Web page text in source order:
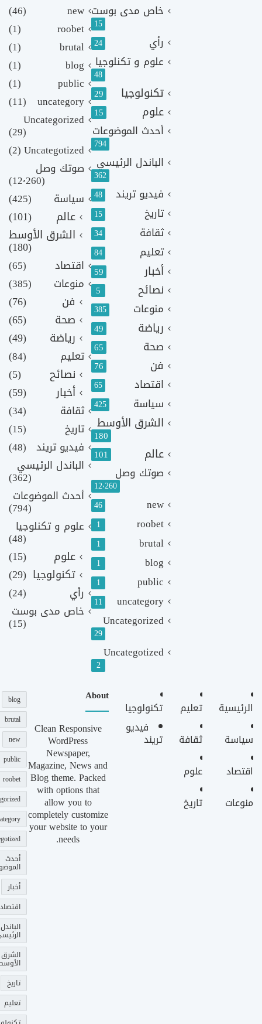
خاص مدى بوست
15
رأي 24
علوم و تكنلوجيا
48
تكنولوجيا 29
علوم 15
أحدث الموضوعات
794
الباندل الرئيسي
362
فيديو تريند 48
تاريخ 15
ثقافة 34
تعليم 84
أخبار 59
نصائح 5
منوعات 385
رياضة 49
صحة 65
فن 76
اقتصاد 65
سياسة 425
الشرق الأوسط
180
عالم 101
صوتك وصل
12٬260
new
46
roobet
1
brutal
1
blog
1
public
1
uncategory
11
Uncategorized
29
Uncategotized
2
new
(46)
roobet
(1)
brutal
(1)
blog
(1)
public
(1)
uncategory
(11)
Uncategorized
(29)
Uncategotized
(2)
صوتك وصل
(12٬260)
سياسة
(425)
عالم
(101)
الشرق الأوسط
(180)
اقتصاد
(65)
منوعات
(385)
فن
(76)
صحة
(65)
رياضة
(49)
تعليم (84)
نصائح
(5)
أخبار
(59)
ثقافة
(34)
تاريخ
(15)
فيديو تريند (48)
الباندل الرئيسي
(362)
أحدث الموضوعات
(794)
علوم و تكنلوجيا
(48)
علوم
(15)
تكنولوجيا (29)
رأي
(24)
خاص مدى بوست
(15)
الرئيسية
سياسة
اقتصاد
منوعات
تعليم
ثقافة
علوم
تاريخ
تكنولوجيا
فيديو
تريند
About
Clean Responsive
WordPress
Newspaper,
Magazine, News and
Blog theme. Packed
with options that
allow you to
completely customize
your website to your
needs.
blog
brutal
new
public
roobet
أحدث
أخبار
اقتصاد
الباندل
الشرق
تاريخ
تعليم